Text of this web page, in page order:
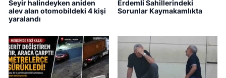
Seyir halindeyken aniden
alev alan otomobildeki 4 kişi
yaralandı
Erdemli Sahillerindeki
Sorunlar Kaymakamlıkta